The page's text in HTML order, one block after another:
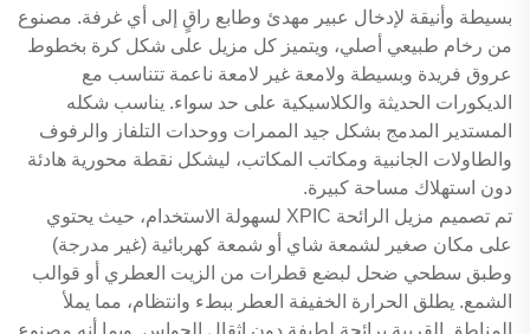
بسيطة وأنيقة لإدخال عبير مهدئ وطابع راقٍ إلى أي غرفة. مصنوع
من رخام طبيعي أصلي، ويتميز كل مزيل على شكل كرة بخطوط
عروق فريدة وبسيطة ولامعة غير لامعة ناعمة تتناسب مع
الديكورات الحديثة والكلاسيكية على حد سواء. يناسب شكله
المستدير المدمج بشكل جيد الممرات ووحدات التلفاز والرفوف
والطاولات الجانبية ومكاتب المكاتب، ليشكل نقطة محورية هادئة
دون استهلاك مساحة كبيرة.
تم تصميم مزيل الرائحة XPIC لسهولة الاستخدام، حيث يحتوي
على مكان صغير لشمعة شاي أو شمعة كهربائية (غير مدرجة)
وطبق سطحي ضحل لبضع قطرات من الزيت العطري أو قوالب
الشمع. يطلق الحرارة الخفيفة العطر ببطء وانتظام، مما يملأ
المناطق القريبة برائحة لطيفة دون إثقال الحواس. وبما أنه مصنوع